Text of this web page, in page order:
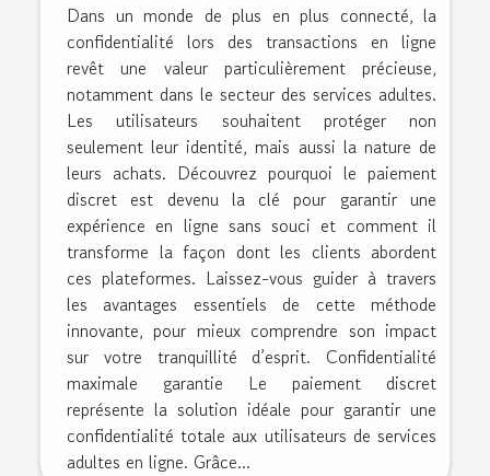
Dans un monde de plus en plus connecté, la
confidentialité lors des transactions en ligne
revêt une valeur particulièrement précieuse,
notamment dans le secteur des services adultes.
Les utilisateurs souhaitent protéger non
seulement leur identité, mais aussi la nature de
leurs achats. Découvrez pourquoi le paiement
discret est devenu la clé pour garantir une
expérience en ligne sans souci et comment il
transforme la façon dont les clients abordent
ces plateformes. Laissez-vous guider à travers
les avantages essentiels de cette méthode
innovante, pour mieux comprendre son impact
sur votre tranquillité d’esprit. Confidentialité
maximale garantie Le paiement discret
représente la solution idéale pour garantir une
confidentialité totale aux utilisateurs de services
adultes en ligne. Grâce...